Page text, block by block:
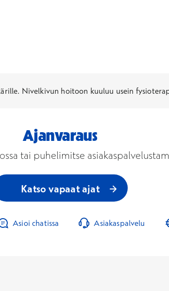
Nivelkivun hoitoon kuuluu usein
Ajanvaraus
tai puhelimitse
Katso vapaat ajat
Asioi chatissa Asiakaspalvelu